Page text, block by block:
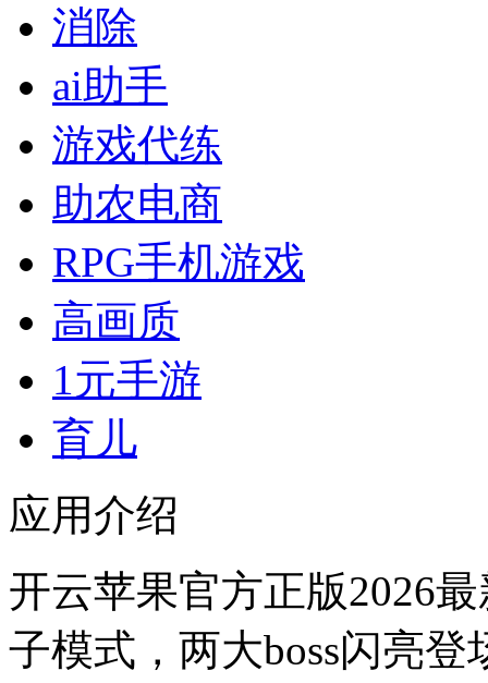
消除
ai助手
游戏代练
助农电商
RPG手机游戏
高画质
1元手游
育儿
应用介绍
开云苹果官方正版2026
子模式，两大boss闪亮